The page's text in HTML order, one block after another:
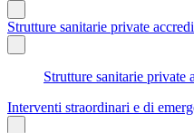
Strutture sanitarie private
Strutture sanitarie private
Interventi straordinari e di